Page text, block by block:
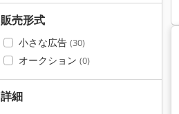
販売形式
小さな広告 (30)
オークション (0)
詳細